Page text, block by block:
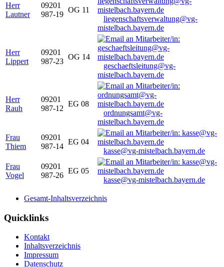
Herr
Lautner
09201
987-19
OG 11
liegenschaftsverwaltung@vg-
mistelbach.bayern.de
Herr
Lippert
09201
987-23
OG 14
geschaeftsleitung@vg-
mistelbach.bayern.de
Herr
Rauh
09201
987-12
EG 08
ordnungsamt@vg-
mistelbach.bayern.de
Frau
Thiem
09201
987-14
EG 04
kasse@vg-mistelbach.bayern.de
Frau
Vogel
09201
987-26
EG 05
kasse@vg-mistelbach.bayern.de
Gesamt-Inhaltsverzeichnis
Quicklinks
Kontakt
Inhaltsverzeichnis
Impressum
Datenschutz